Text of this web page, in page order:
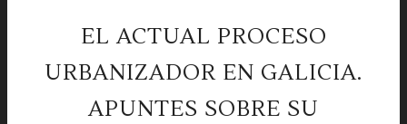
EL ACTUAL PROCESO
URBANIZADOR EN GALICIA.
APUNTES SOBRE SU